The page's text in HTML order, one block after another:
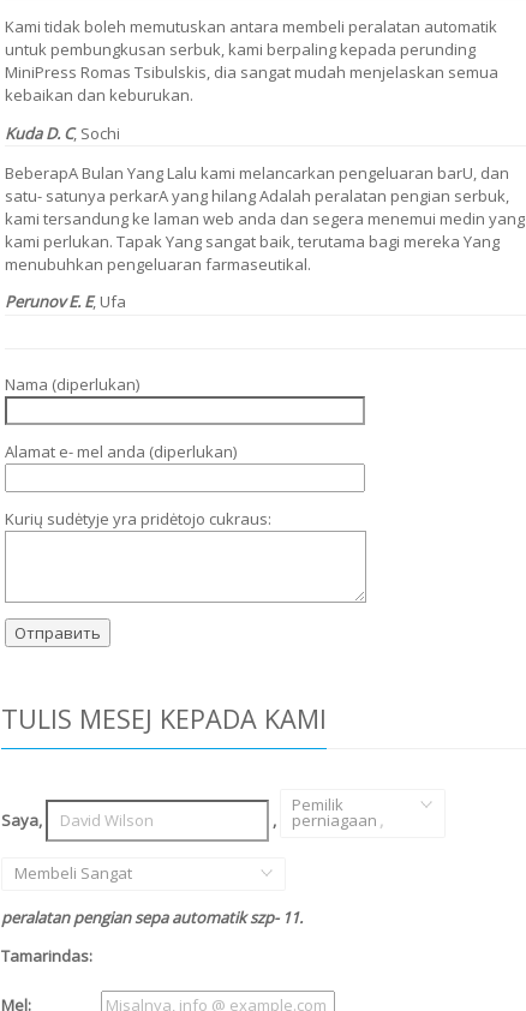
Kami tidak boleh memutuskan antara membeli peralatan automatik
untuk pembungkusan serbuk, kami berpaling kepada perunding
MiniPress Romas Tsibulskis, dia sangat mudah menjelaskan semua
kebaikan dan keburukan.
Kuda D. C, Sochi
BeberapA Bulan Yang Lalu kami melancarkan pengeluaran barU, dan
satu- satunya perkarA yang hilang Adalah peralatan pengian serbuk,
kami tersandung ke laman web anda dan segera menemui medin yang
kami perlukan. Tapak Yang sangat baik, terutama bagi mereka Yang
menubuhkan pengeluaran farmaseutikal.
Perunov E. E, Ufa
Nama (diperlukan)
Alamat e- mel anda (diperlukan)
Kurių sudėtyje yra pridėtojo cukraus:
TULIS MESEJ KEPADA KAMI
Saya, ,
Pemilik
perniagaan,
Membeli Sangat
peralatan pengian sepa automatik szp- 11.
Tamarindas:
Mel: